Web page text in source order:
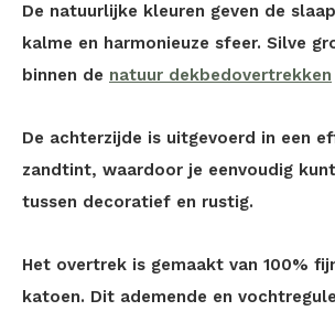
De natuurlijke kleuren geven de
kalme en harmonieuze sfeer. Silve
binnen de natuur dekbedovertrekken
De achterzijde is uitgevoerd in een
zandtint, waardoor je eenvoudig
tussen decoratief en rustig.
Het overtrek is gemaakt van 100%
katoen. Dit ademende en